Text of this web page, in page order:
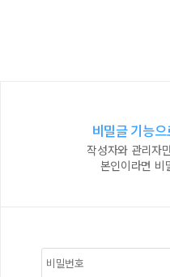
비밀글 기능
작성자와 관리자
본인이라면 비